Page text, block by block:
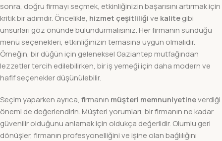
sonra, doğru firmayı seçmek, etkinliğinizin başarısını artırmak için
kritik bir adımdır. Öncelikle, hizmet çeşitliliğive kalitegibi
unsurları göz önünde bulundurmalısınız. Her firmanın sunduğu
menü seçenekleri, etkinliğinizin temasına uygun olmalıdır.
Örneğin, bir düğün için geleneksel Gaziantep mutfağından
lezzetler tercih edilebilirken, bir iş yemeği için daha modern ve
hafif seçenekler düşünülebilir.
Seçim yaparken ayrıca, firmanın müşteri memnuniyetineverdiği
önemi de değerlendirin. Müşteri yorumları, bir firmanın ne kadar
güvenilir olduğunu anlamak için oldukça değerlidir. Olumlu geri
dönüşler, firmanın profesyonelliğini ve işine olan bağlılığını